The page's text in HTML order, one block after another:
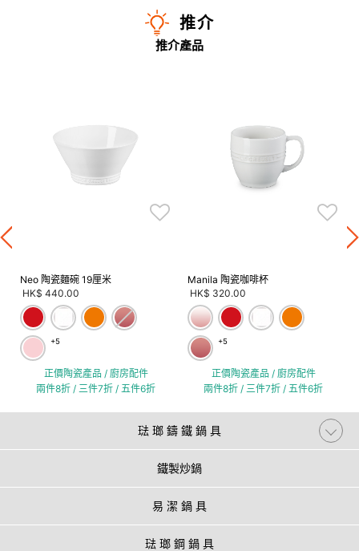
推介
推介產品
Neo 陶瓷麵碗 19厘米
HK$ 440.00
+5
正價陶瓷產品 / 廚房配件
兩件8折 / 三件7折 / 五件6折
Manila 陶瓷咖啡杯
HK$ 320.00
+5
正價陶瓷產品 / 廚房配件
兩件8折 / 三件7折 / 五件6折
琺 瑯 鑄 鐵 鍋 具
鐵製炒鍋
易 潔 鍋 具
琺 瑯 鋼 鍋 具